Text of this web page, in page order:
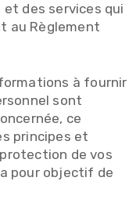
des services qui
au Règlement
à fournir
sont
ce
principes et
protection de vos
pour objectif de